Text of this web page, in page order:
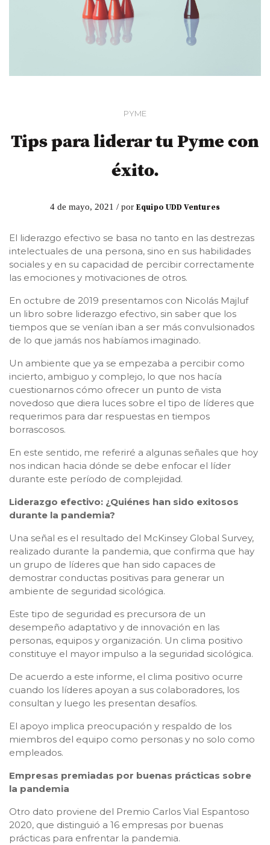
PYME
Tips para liderar tu Pyme con
éxito.
4 de mayo, 2021 / por Equipo UDD Ventures
El liderazgo efectivo se basa no tanto en las destrezas
intelectuales de una persona, sino en sus habilidades
sociales y en su capacidad de percibir correctamente
las emociones y motivaciones de otros.
En octubre de 2019 presentamos con Nicolás Majluf
un libro sobre liderazgo efectivo, sin saber que los
tiempos que se venían iban a ser más convulsionados
de lo que jamás nos habíamos imaginado.
Un ambiente que ya se empezaba a percibir como
incierto, ambiguo y complejo, lo que nos hacía
cuestionarnos cómo ofrecer un punto de vista
novedoso que diera luces sobre el tipo de líderes que
requerimos para dar respuestas en tiempos
borrascosos.
En este sentido, me referiré a algunas señales que hoy
nos indican hacia dónde se debe enfocar el líder
durante este período de complejidad.
Liderazgo efectivo: ¿Quiénes han sido exitosos
durante la pandemia?
Una señal es el resultado del McKinsey Global Survey,
realizado durante la pandemia, que confirma que hay
un grupo de líderes que han sido capaces de
demostrar conductas positivas para generar un
ambiente de seguridad sicológica.
Este tipo de seguridad es precursora de un
desempeño adaptativo y de innovación en las
personas, equipos y organización. Un clima positivo
constituye el mayor impulso a la seguridad sicológica.
De acuerdo a este informe, el clima positivo ocurre
cuando los líderes apoyan a sus colaboradores, los
consultan y luego les presentan desafíos.
El apoyo implica preocupación y respaldo de los
miembros del equipo como personas y no solo como
empleados.
Empresas premiadas por buenas prácticas sobre
la pandemia
Otro dato proviene del Premio Carlos Vial Espantoso
2020, que distinguió a 16 empresas por buenas
prácticas para enfrentar la pandemia.